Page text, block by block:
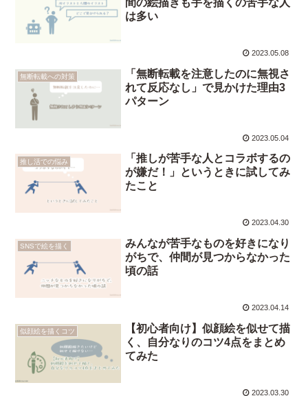
は多い
2023.05.08
無断転載への対策
「無断転載を注意したのに無視さ
れて反応なし」で見かけた理由3
パターン
2023.05.04
推し活での悩み
「推しが苦手な人とコラボするの
が嫌だ！」というときに試してみ
たこと
2023.04.30
SNSで絵を描く
みんなが苦手なものを好きになり
がちで、仲間が見つからなかった
頃の話
2023.04.14
似顔絵を描くコツ
【初心者向け】似顔絵を似せて描
く、自分なりのコツ4点をまとめ
てみた
2023.03.30